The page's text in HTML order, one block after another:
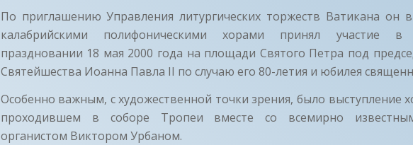
По приглашению Управления литургических торжеств Ватикана он
калабрийскими полифоническими хорами принял участие в
праздновании 18 мая 2000 года на площади Святого Петра под
Святейшества Иоанна Павла II по случаю его 80-летия и юбилея
Особенно важным, с художественной точки зрения, было выступление
проходившем в соборе Тропеи вместе со всемирно
органистом Виктором Урбаном.